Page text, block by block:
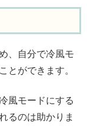
、自分で冷風モ
とができます。
風モードにする
るのは助かりま